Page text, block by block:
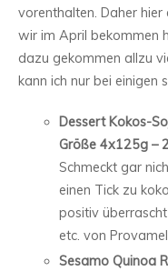
vorenthalten. Daher hier
wir im April bekommen
dazu gekommen allzu
kann ich nur bei einigen
Dessert Kokos-
Größe 4x125g –
Schmeckt gar
einen Tick zu
positiv
etc. von
Sesamo Quinoa